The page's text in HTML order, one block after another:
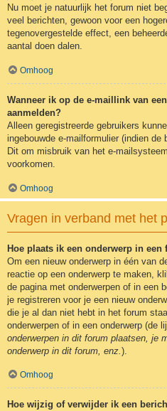
Nu moet je natuurlijk het forum niet
veel berichten, gewoon voor een
tegenovergestelde effect, een
aantal doen dalen.
Omhoog
Wanneer ik op de e-maillink van
aanmelden?
Alleen geregistreerde gebruikers
ingebouwde e-mailformulier (indien de
Dit om misbruik van het e-
voorkomen.
Omhoog
Vragen in verband met het
Hoe plaats ik een onderwerp in een
Om een nieuw onderwerp in één van
reactie op een onderwerp te maken,
de pagina met onderwerpen of in een
je registreren voor je een nieuw
die je al dan niet hebt in het forum
onderwerpen of in een onderwerp (de
onderwerpen in dit forum plaatsen, je
onderwerp in dit forum, enz. ).
Omhoog
Hoe wijzig of verwijder ik een